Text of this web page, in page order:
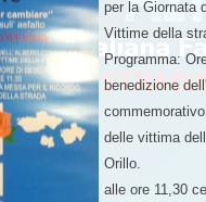
per la Giornata
Vittime della
Programma:
benedizione
delle vittima
Orillo.
alle ore 11,30